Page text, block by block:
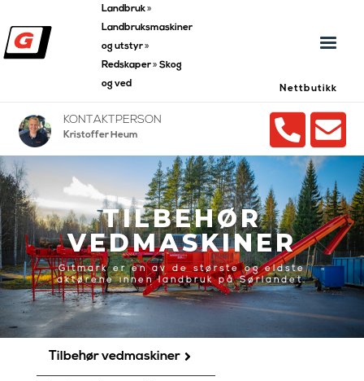
Landbruk»
Landbruksmaskiner
og utstyr»
Redskaper»Skog
og ved
Nettbutikk
KONTAKTPERSON
Kristoffer Heum  
TILBEHØR
VEDMASKINER
Gitmark er en av de største og eldste
aktørene innen landbruk på Sørlandet.

Tilbehør vedmaskiner